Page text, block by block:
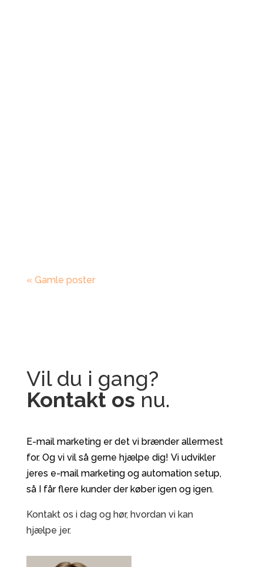
« Gamle poster
Vil du i gang?
Kontakt os nu.
E-mail marketing er det vi brænder allermest
for. Og vi vil så gerne hjælpe dig! Vi udvikler
jeres e-mail marketing og automation setup,
så I får flere kunder der køber igen og igen.
Kontakt os i dag og hør, hvordan vi kan
hjælpe jer.